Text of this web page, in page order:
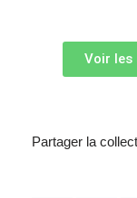
Voir les
Partager la